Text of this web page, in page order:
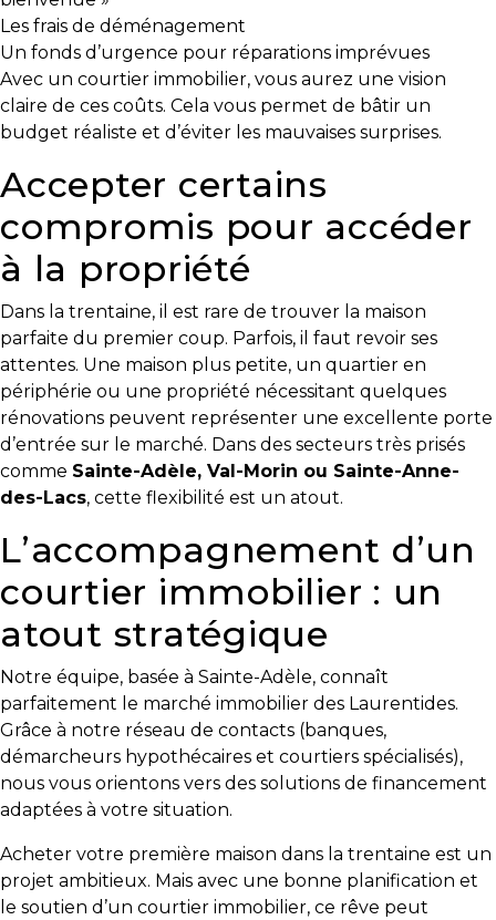
Les
avoir
en
main
Pour
vendre
rapidement,
bonne
impression!
Activi-
T
Programme
Visibili-
Programmes
exclusifs
Les frais de déménagement
Un fonds d’urgence pour réparations imprévues
Avec un courtier immobilier, vous aurez une vision
claire de ces coûts. Cela vous permet de bâtir un
budget réaliste et d’éviter les mauvaises surprises.
Accepter certains
compromis pour accéder
à la propriété
Dans la trentaine, il est rare de trouver la maison
parfaite du premier coup. Parfois, il faut revoir ses
attentes. Une maison plus petite, un quartier en
périphérie ou une propriété nécessitant quelques
rénovations peuvent représenter une excellente porte
d’entrée sur le marché. Dans des secteurs très prisés
comme Sainte-Adèle, Val-Morin ou Sainte-Anne-
des-Lacs, cette flexibilité est un atout.
L’accompagnement d’un
courtier immobilier : un
atout stratégique
Notre équipe, basée à Sainte-Adèle, connaît
parfaitement le marché immobilier des Laurentides.
Grâce à notre réseau de contacts (banques,
démarcheurs hypothécaires et courtiers spécialisés),
nous vous orientons vers des solutions de financement
adaptées à votre situation.
Acheter votre première maison dans la trentaine est un
projet ambitieux. Mais avec une bonne planification et
le soutien d’un courtier immobilier, ce rêve peut